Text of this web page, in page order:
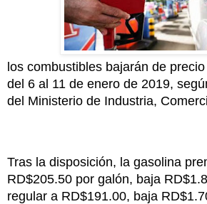
los combustibles bajarán de
del 6 al 11 de enero de 2019,
del Ministerio de Industria,
Tras la disposición, la gasolina
RD$205.50 por galón, baja
regular a RD$191.00, baja